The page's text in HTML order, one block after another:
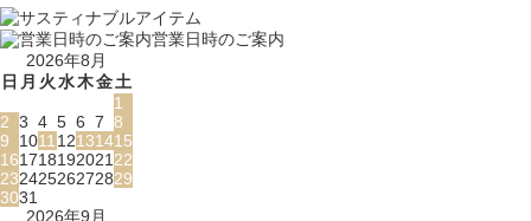
営業日時のご案内
2026年8月
日 月 火水木金土
1
2 3 4 5 6 7 8
9
101112131415
16171819202122
23242526272829
3031
2026年9月